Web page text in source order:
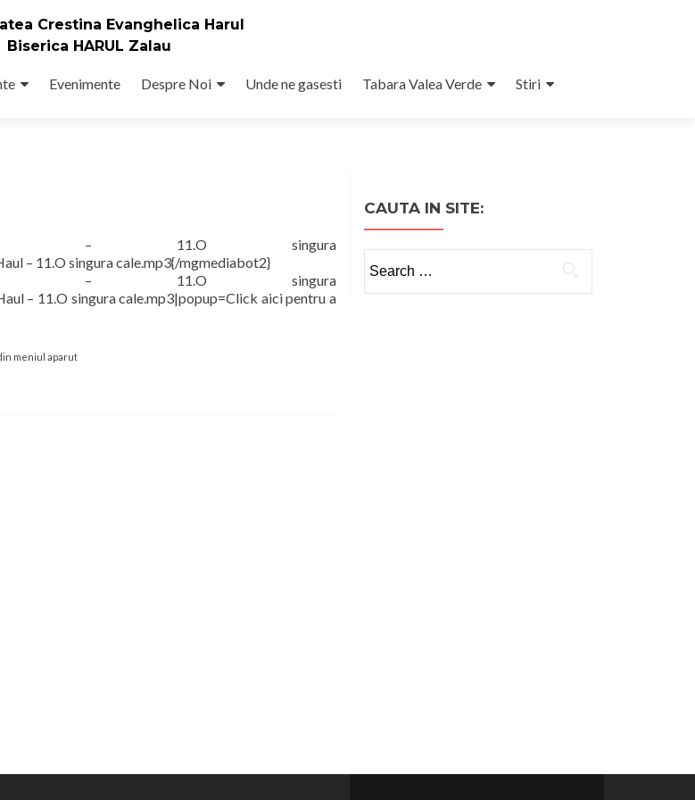
Crestina Evanghelica Harul
Biserica HARUL Zalau
Evenimente Despre Noi Unde ne gasesti Tabara Valea Verde Stiri
Tinerii Haul – 11.O singura
– 11.O singura cale.mp3{/mgmediabot2}
Tinerii Haul – 11.O singura
– 11.O singura cale.mp3|popup=Click aici pentru a
meniul aparut
CAUTA IN SITE:
for: